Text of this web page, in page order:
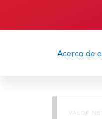
Acerca de
VALOR